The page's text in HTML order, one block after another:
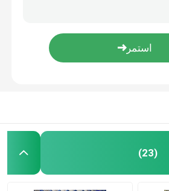
البولي يوريثين(23)